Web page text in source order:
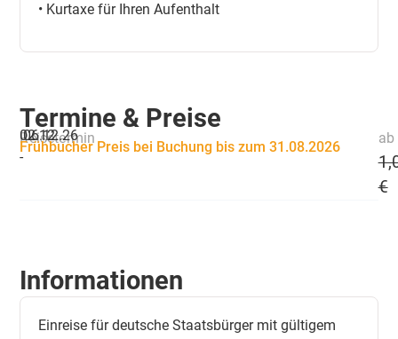
• Kurtaxe für Ihren Aufenthalt
Termine & Preise
Reisetermin
02.12.
-
06.12.26
Frühbucher Preis bei Buchung bis zum 31.08.2026
ab
€
Informationen
Einreise für deutsche Staatsbürger mit gültigem